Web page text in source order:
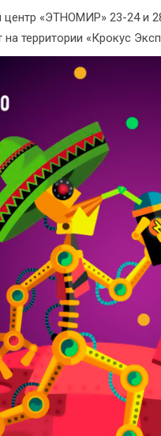
центр «ЭТНОМИР» 23-24 и
территории «Крокус